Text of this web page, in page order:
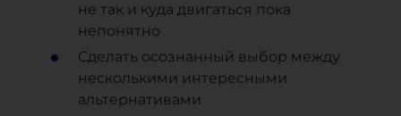
не так и куда двигаться пока
непонятно
Сделать осознанный выбор между
несколькими интересными
альтернативами